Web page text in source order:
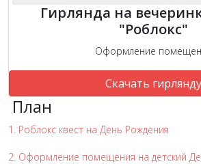
Гирлянда на
"Роблокс"
Оформление
Скачать гирлянду
План
1. Роблокс квест на День Рождения
2. Оформление помещения на детский